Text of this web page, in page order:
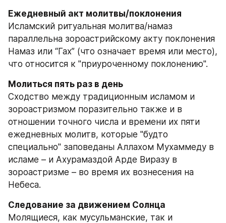
Исламский ритуальная молитва/намаз
параллельна зороастрийскому акту поклонения
Намаз или “Гах” (что означает время или место),
что относится к "приуроченному поклонению".
Сходство между традиционным исламом и
зороастризмом поразительно также и в
отношении точного числа и времени их пяти
ежедневных молитв, которые "будто
специально" заповеданы Аллахом Мухаммеду в
исламе – и Ахурамаздой Арде Виразу в
зороастризме – во время их вознесения на
Небеса.
Молящиеся, как мусульманские, так и